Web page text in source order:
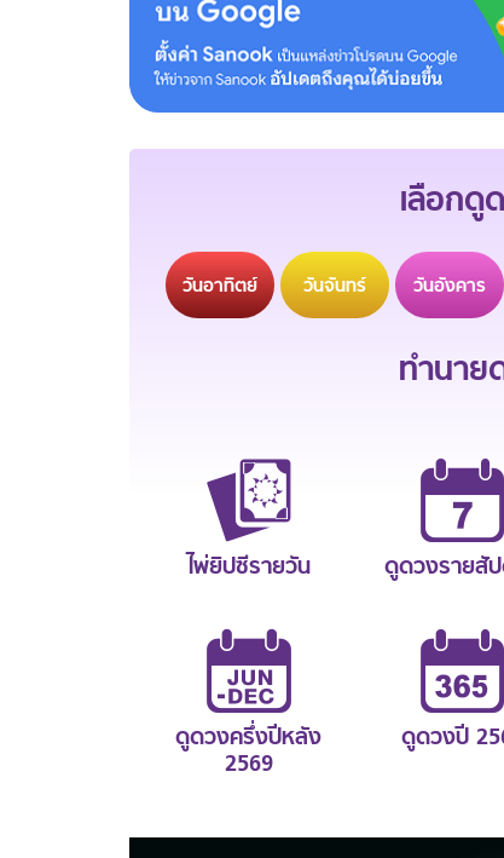
เลือกดู
วันอาทิตย์ วันจันทร์ วันอังคาร
ทำนาย
ไพ่ยิปซีรายวัน ดูดวงรายสั
ดูดวงครึ่งปีหลัง
2569
ดูดวงปี